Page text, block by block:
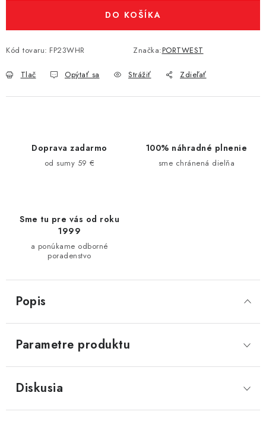
DO KOŠÍKA
Kód tovaru: FP23WHR Značka:PORTWEST
Tlač Opýtať sa Strážiť Zdieľať
Doprava zadarmo
od sumy 59 €
100% náhradné plnenie
sme chránená dielňa
Sme tu pre vás od roku
1999
a ponúkame odborné
poradenstvo
Popis
Parametre produktu
Diskusia